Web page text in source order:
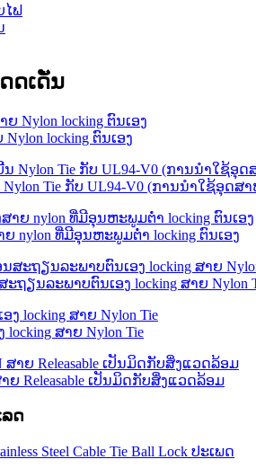
ໄຟ
ດເດັ່ນ
Nylon locking ຕົນເອງ
Nylon Tie ກັບ UL94-V0 (ການນໍາໃຊ້ອຸດສ
nylon ທີ່ມີອຸນຫະພູມຕ່ໍາ locking ຕົນເອງ
ຖຽນ​ລະ​ພາບ​ຕົນ​ເອງ locking ສາຍ Nylon
locking ສາຍ Nylon Tie
ຍ Releasable ເປັນມິດກັບສິ່ງແວດລ້ອມ
ດ